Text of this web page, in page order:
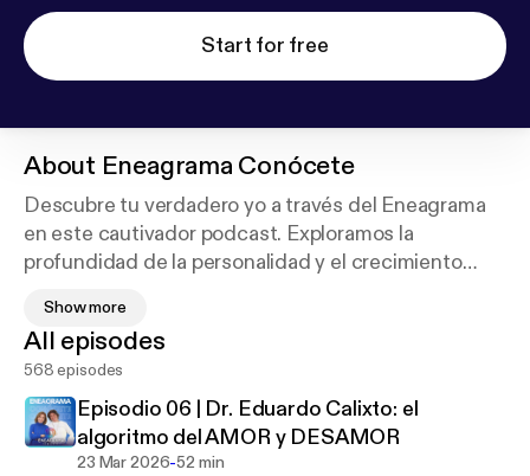
Start for free
About Eneagrama Conócete
Descubre tu verdadero yo a través del Eneagrama
en este cautivador podcast. Exploramos la
profundidad de la personalidad y el crecimiento
emisión transmitida en MVS Radio 102.5 los
sábados a las 12:00 horas, con repetición los lunes a
las 22:00 horas.
Sumérgete en una travesía de autoconocimiento y
transformación mientras desentrañamos los
secretos de los nueve eneatipos. Acompañados por
Show more
All episodes
568 episodes
Episodio 06 | Dr. Eduardo Calixto: el
algoritmo del AMOR y DESAMOR
23 Mar 2026-52 min